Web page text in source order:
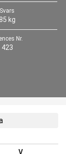
Svars
85 kg
Nr.
423
V